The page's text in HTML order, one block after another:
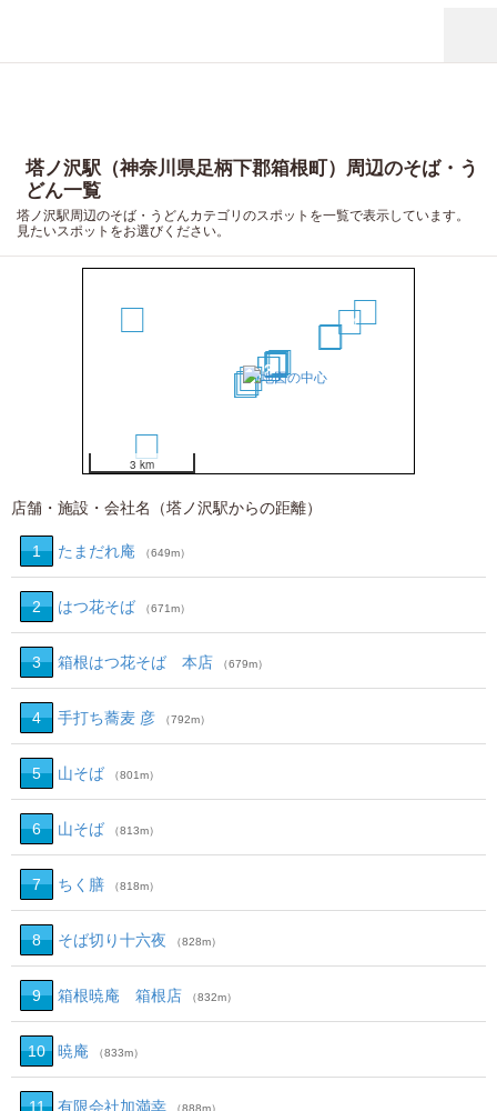
塔ノ沢駅（神奈川県足柄下郡箱根町）周辺のそば・う
どん一覧
塔ノ沢駅周辺のそば・うどんカテゴリのスポットを一覧で表示しています。
見たいスポットをお選びください。
1 2
3
4
5
6
7
8
9
10
11
13
1416
3 km
店舗・施設・会社名（塔ノ沢駅からの距離）
1 たまだれ庵 （649m）
2 はつ花そば （671m）
3 箱根はつ花そば 本店 （679m）
4 手打ち蕎麦 彦 （792m）
5 山そば （801m）
6 山そば （813m）
7 ちく膳 （818m）
8 そば切り十六夜 （828m）
9 箱根暁庵 箱根店 （832m）
10 暁庵 （833m）
11 有限会社加満幸 （888m）